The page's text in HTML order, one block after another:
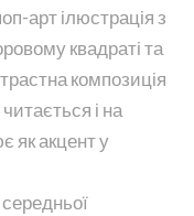
арт ілюстрація з
квадраті та
композиція
і на
як акцент у